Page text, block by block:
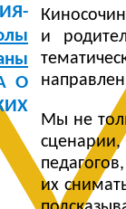
О
и
Мы не
сценарии,
их